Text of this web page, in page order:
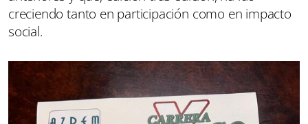
creciendo tanto en participación como en impacto
social.